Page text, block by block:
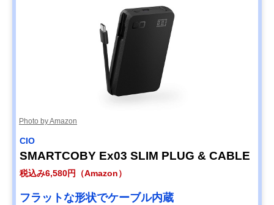
Photo by Amazon
CIO
SMARTCOBY Ex03 SLIM PLUG & CABLE
税込み6,580円（Amazon）
フラットな形状でケーブル内蔵